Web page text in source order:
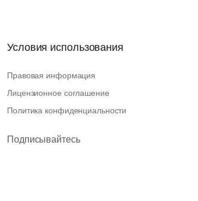
Политика конфиденциальности
Правовая информация
Условия использования
Лицензионное соглашение
Подписывайтесь